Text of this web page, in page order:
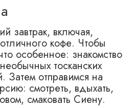
завтрак, включая,
кофе. Чтобы
особенное: знакомство
тосканских
отправимся на
смотреть, вдыхать,
смаковать Сиену.